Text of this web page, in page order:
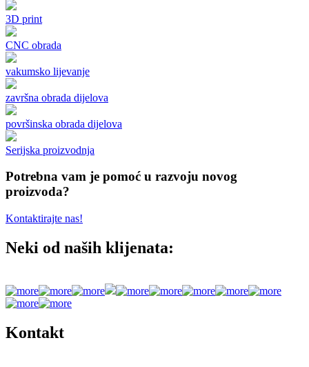
3D print
CNC obrada
vakumsko lijevanje
završna obrada dijelova
površinska obrada dijelova
Serijska proizvodnja
Potrebna vam je pomoć u razvoju novog
proizvoda?
Kontaktirajte nas!
Neki od naših klijenata:
Kontakt